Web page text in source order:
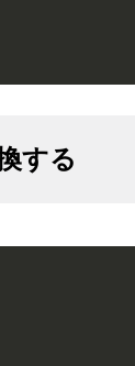
する